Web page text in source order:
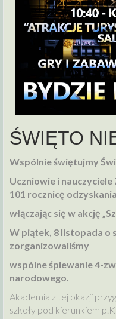
ŚWIĘTO
Wspólnie świętujmy
Uczniowie i nauczyciele
101 rocznicę
włączając się w akcję
W piątek, 8 listopada o
zorganizowaliśmy
wspólne śpiewanie 4-
narodowego.
Akademia z tej okazji
szkoły pod kierunkiem